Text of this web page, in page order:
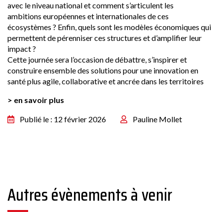
avec le niveau national et comment s’articulent les
ambitions européennes et internationales de ces
écosystèmes ? Enfin, quels sont les modèles économiques qui
permettent de pérenniser ces structures et d’amplifier leur
impact ?
Cette journée sera l’occasion de débattre, s’inspirer et
construire ensemble des solutions pour une innovation en
santé plus agile, collaborative et ancrée dans les territoires
> en savoir plus
Publié le : 12 février 2026 Pauline Mollet
Autres évènements à venir